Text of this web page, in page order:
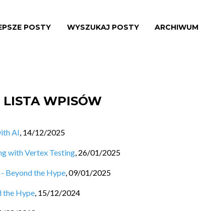
POSTY WYSZUKAJ POSTY ARCHIWUM
LISTA WPISÓW
AI, 14/12/2025
with Vertex Testing, 26/01/2025
Beyond the Hype,09/01/2025
the Hype, 15/12/2024